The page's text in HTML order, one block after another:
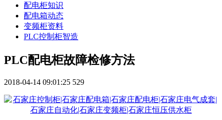
配电柜知识
配电箱动态
变频柜资料
PLC控制柜智造
PLC配电柜故障检修方法
2018-04-14 09:01:25 529